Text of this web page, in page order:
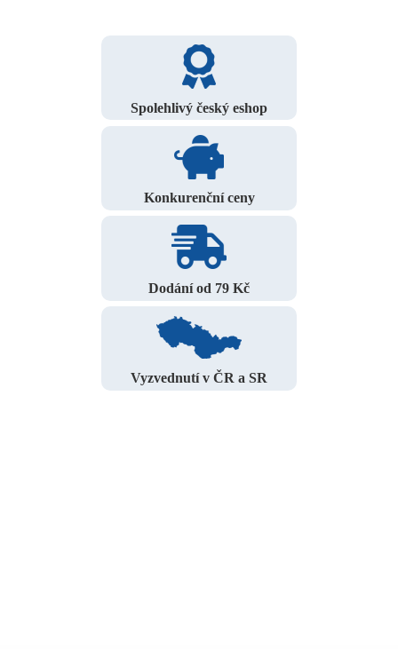
Spolehlivý český eshop
Konkurenční ceny
Dodání od 79 Kč
Vyzvednutí v ČR a SR